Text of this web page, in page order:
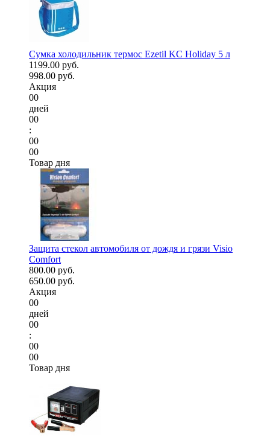
Сумка холодильник термос Ezetil KC Holiday 5 л
1199.00 руб.
998.00 руб.
Акция
00
дней
00
:
00
00
Товар дня
Защита стекол автомобиля от дождя и грязи Visio
Comfort
800.00 руб.
650.00 руб.
Акция
00
дней
00
:
00
00
Товар дня